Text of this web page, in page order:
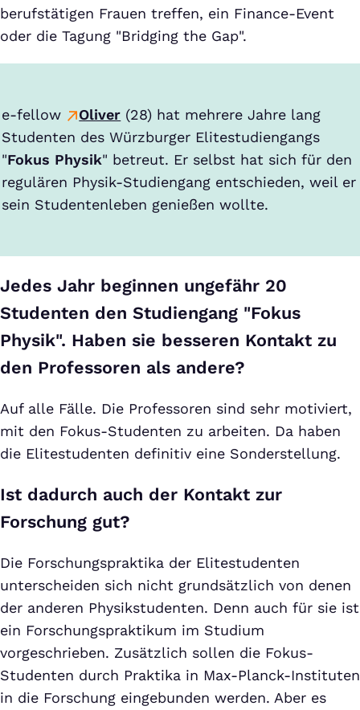
berufstätigen Frauen treffen, ein Finance-Event
oder die Tagung "Bridging the Gap".
e-fellow Oliver (28) hat mehrere Jahre lang
Studenten des Würzburger Elitestudiengangs
"Fokus Physik" betreut. Er selbst hat sich für den
regulären Physik-Studiengang entschieden, weil er
sein Studentenleben genießen wollte.
Jedes Jahr beginnen ungefähr 20
Studenten den Studiengang "Fokus
Physik". Haben sie besseren Kontakt zu
den Professoren als andere?
Auf alle Fälle. Die Professoren sind sehr motiviert,
mit den Fokus-Studenten zu arbeiten. Da haben
die Elitestudenten definitiv eine Sonderstellung.
Ist dadurch auch der Kontakt zur
Forschung gut?
Die Forschungspraktika der Elitestudenten
unterscheiden sich nicht grundsätzlich von denen
der anderen Physikstudenten. Denn auch für sie ist
ein Forschungspraktikum im Studium
vorgeschrieben. Zusätzlich sollen die Fokus-
Studenten durch Praktika in Max-Planck-Instituten
in die Forschung eingebunden werden. Aber es